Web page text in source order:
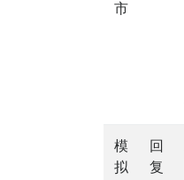
市
模
拟
回
复